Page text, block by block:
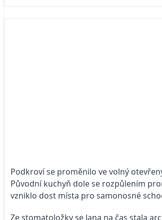
Podkroví se proměnilo ve volný
Původní kuchyň dole se rozpůlením
vzniklo dost místa pro samonosné
Ze stomatoložky se Jana na čas stala